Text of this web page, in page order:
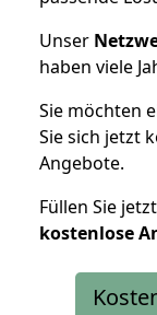
Unser
haben viele
Sie möchten
Sie sich jetzt
Angebote.
Füllen Sie
kostenlose